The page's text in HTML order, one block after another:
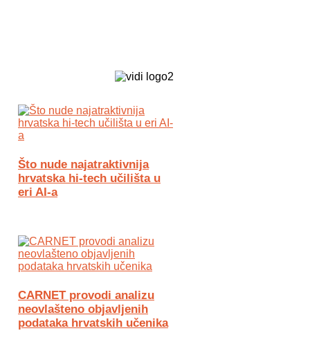
Što nude najatraktivnija
hrvatska hi-tech učilišta u
eri AI-a
CARNET provodi analizu
neovlašteno objavljenih
podataka hrvatskih učenika